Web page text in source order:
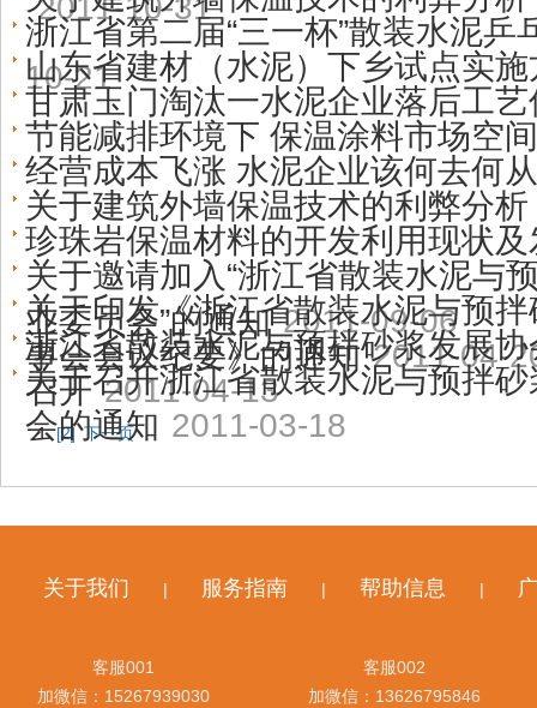
浙江省第二届“三一杯”散装水泥
10-21
山东省建材（水泥）下乡试点实
甘肃玉门淘汰一水泥企业落后工
节能减排环境下 保温涂料市场空
经营成本飞涨 水泥企业该何去何从
关于建筑外墙保温技术的利弊分析
珍珠岩保温材料的开发利用现状
关于邀请加入“浙江省散装水泥与
业委员会”的通知 2011-09-06
关于印发《浙江省散装水泥与预
事会会议纪要》的通知 2011-04-
浙江省散装水泥与预拌砂浆发展
召开 2011-04-13
关于召开浙江省散装水泥与预拌
会的通知 2011-03-18
1 [2] 下一页
关于我们 | 服务指南 | 帮助信息 |
客服001
加微信：15267939030
客服002
加微信：13626795846